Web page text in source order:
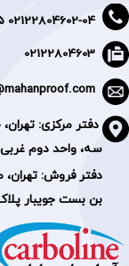
02122804602-04 0
02122804603
دفتر مرکزی:
سه، واحد دوم غربی |
دفتر فروش: تهران،
بن بست جویبار پلاک